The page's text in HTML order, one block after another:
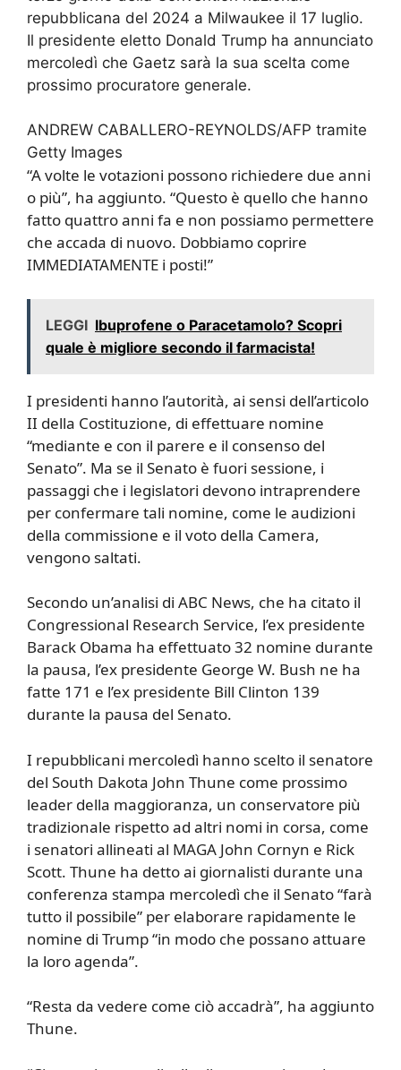
repubblicana del 2024 a Milwaukee il 17 luglio.
Il presidente eletto Donald Trump ha annunciato
mercoledì che Gaetz sarà la sua scelta come
prossimo procuratore generale.
ANDREW CABALLERO-REYNOLDS/AFP tramite
Getty Images
“A volte le votazioni possono richiedere due anni
o più”, ha aggiunto. “Questo è quello che hanno
fatto quattro anni fa e non possiamo permettere
che accada di nuovo. Dobbiamo coprire
IMMEDIATAMENTE i posti!”
LEGGI Ibuprofene o Paracetamolo? Scopri
quale è migliore secondo il farmacista!
I presidenti hanno l’autorità, ai sensi dell’articolo
II della Costituzione, di effettuare nomine
“mediante e con il parere e il consenso del
Senato”. Ma se il Senato è fuori sessione, i
passaggi che i legislatori devono intraprendere
per confermare tali nomine, come le audizioni
della commissione e il voto della Camera,
vengono saltati.
Secondo un’analisi di ABC News, che ha citato il
Congressional Research Service, l’ex presidente
Barack Obama ha effettuato 32 nomine durante
la pausa, l’ex presidente George W. Bush ne ha
fatte 171 e l’ex presidente Bill Clinton 139
durante la pausa del Senato.
I repubblicani mercoledì hanno scelto il senatore
del South Dakota John Thune come prossimo
leader della maggioranza, un conservatore più
tradizionale rispetto ad altri nomi in corsa, come
i senatori allineati al MAGA John Cornyn e Rick
Scott. Thune ha detto ai giornalisti durante una
conferenza stampa mercoledì che il Senato “farà
tutto il possibile” per elaborare rapidamente le
nomine di Trump “in modo che possano attuare
la loro agenda”.
“Resta da vedere come ciò accadrà”, ha aggiunto
Thune.